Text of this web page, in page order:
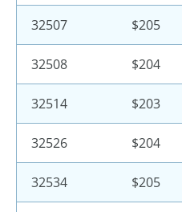
32507 $205
32508 $204
32514 $203
32526 $204
32534 $205